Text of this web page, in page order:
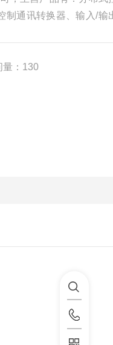
制通讯转换器、输入/输
量：130